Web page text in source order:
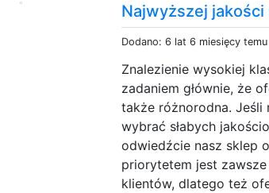
Najwyższej
Dodano: 6 lat 6 miesięcy temu
Znalezienie wysokiej
zadaniem głównie, że
także różnorodna. Jeśli
wybrać słabych
odwiedźcie nasz sklep
priorytetem jest
klientów, dlatego też